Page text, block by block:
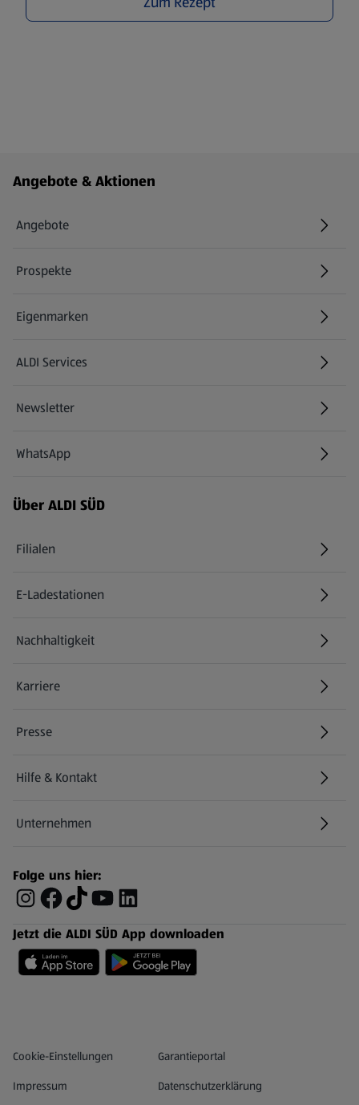
Fußzeilenmenü - weitere Links
Angebote & Aktionen
Angebote
Prospekte
Eigenmarken
ALDI Services
Newsletter
WhatsApp
Über ALDI SÜD
Filialen
E-Ladestationen
Nachhaltigkeit
Karriere
Presse
Hilfe & Kontakt
(öffnet in einem neuen Tab)
Unternehmen
Folge uns hier:
Jetzt die ALDI SÜD App downloaden
Datenschutz- und Richtlinienmenü
Cookie-Einstellungen Garantieportal
(öffnet in einem neuen Tab)
Impressum
Datenschutzerklärung